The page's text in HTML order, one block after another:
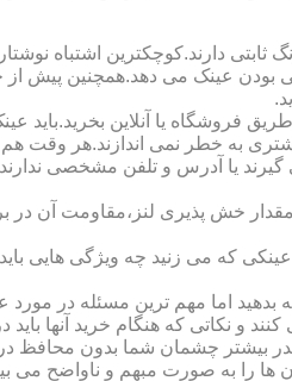
دارند.کوچکترین اشتباه
بودن عینک می دهد.همچنین پیش
یا آنلاین بخرید.باید
به خطر نمی اندازند.هر وقت
یا آدرس و تلفن مشخصی
خش پذیری لنز،مقاومت آن
که می زنید چه ویژگی هایی
اما مهم ترین مسئله در مورد
و نکاتی که هنگام خرید آنها باید
چشمان شما بدون محافظ در
ها را به صورت مبهم و ناواضح